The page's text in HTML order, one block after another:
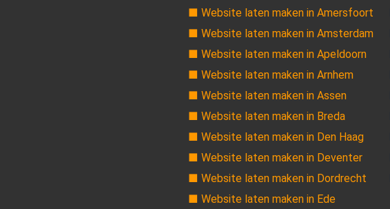
■ Website laten maken in Amersfoort
■ Website laten maken in Amsterdam
■ Website laten maken in Apeldoorn
■ Website laten maken in Arnhem
■ Website laten maken in Assen
■ Website laten maken in Breda
■ Website laten maken in Den Haag
■ Website laten maken in Deventer
■ Website laten maken in Dordrecht
■ Website laten maken in Ede